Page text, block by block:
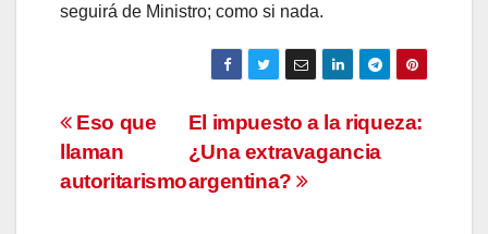
seguirá de Ministro; como si nada.
Navegación
de
entradas
El impuesto a la riqueza:
¿Una extravagancia
argentina?
Eso que
llaman
autoritarismo